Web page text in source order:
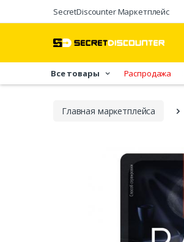
SecretDiscounter Маркетплейс
Все товары Распродажа
Главная марĸетплейса